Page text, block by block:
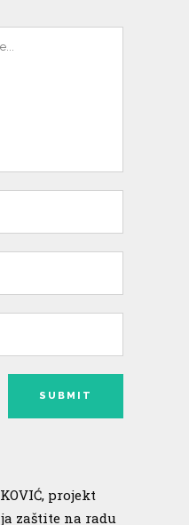
projekt
zaštite na radu